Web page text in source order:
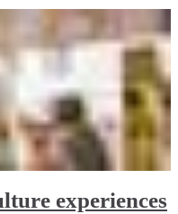
experiences